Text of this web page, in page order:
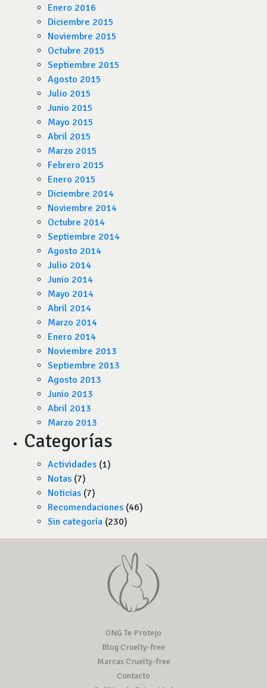
Enero 2016
Diciembre 2015
Noviembre 2015
Octubre 2015
Septiembre 2015
Agosto 2015
Julio 2015
Junio 2015
Mayo 2015
Abril 2015
Marzo 2015
Febrero 2015
Enero 2015
Diciembre 2014
Noviembre 2014
Octubre 2014
Septiembre 2014
Agosto 2014
Julio 2014
Junio 2014
Mayo 2014
Abril 2014
Marzo 2014
Enero 2014
Noviembre 2013
Septiembre 2013
Agosto 2013
Junio 2013
Abril 2013
Marzo 2013
Categorías
Actividades (1)
Notas (7)
Noticias (7)
Recomendaciones (46)
Sin categoría (230)
ONG Te Protejo
Blog Cruelty-free
Marcas Cruelty-free
Contacto